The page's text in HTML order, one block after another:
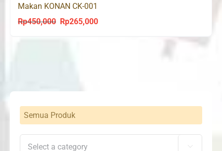
Makan KONAN CK-001
Rp450,000
Original
Rp265,000Current
Semua Produk
